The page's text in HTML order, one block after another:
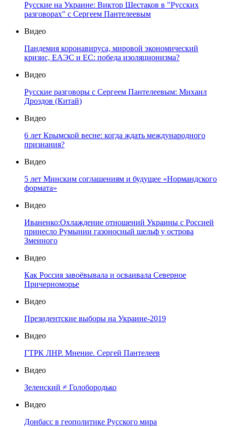
Русские на Украине: Виктор Шестаков в "Русских
разговорах" с Сергеем Пантелеевым
Видео
Пандемия коронавируса, мировой экономический
кризис, ЕАЭС и ЕС: победа изоляционизма?
Видео
Русские разговоры с Сергеем Пантелеевым: Михаил
Дроздов (Китай)
Видео
6 лет Крымской весне: когда ждать международного
признания?
Видео
5 лет Минским соглашениям и будущее «Нормандского
формата»
Видео
Иваненко:Охлаждение отношений Украины с Россией
принесло Румынии газоносный шельф у острова
Змеиного
Видео
Как Россия завоёвывала и осваивала Северное
Причерноморье
Видео
Президентские выборы на Украине-2019
Видео
ГТРК ЛНР. Мнение. Сергей Пантелеев
Видео
Зеленский ≠ Голобородько
Видео
Донбасс в геополитике Русского мира